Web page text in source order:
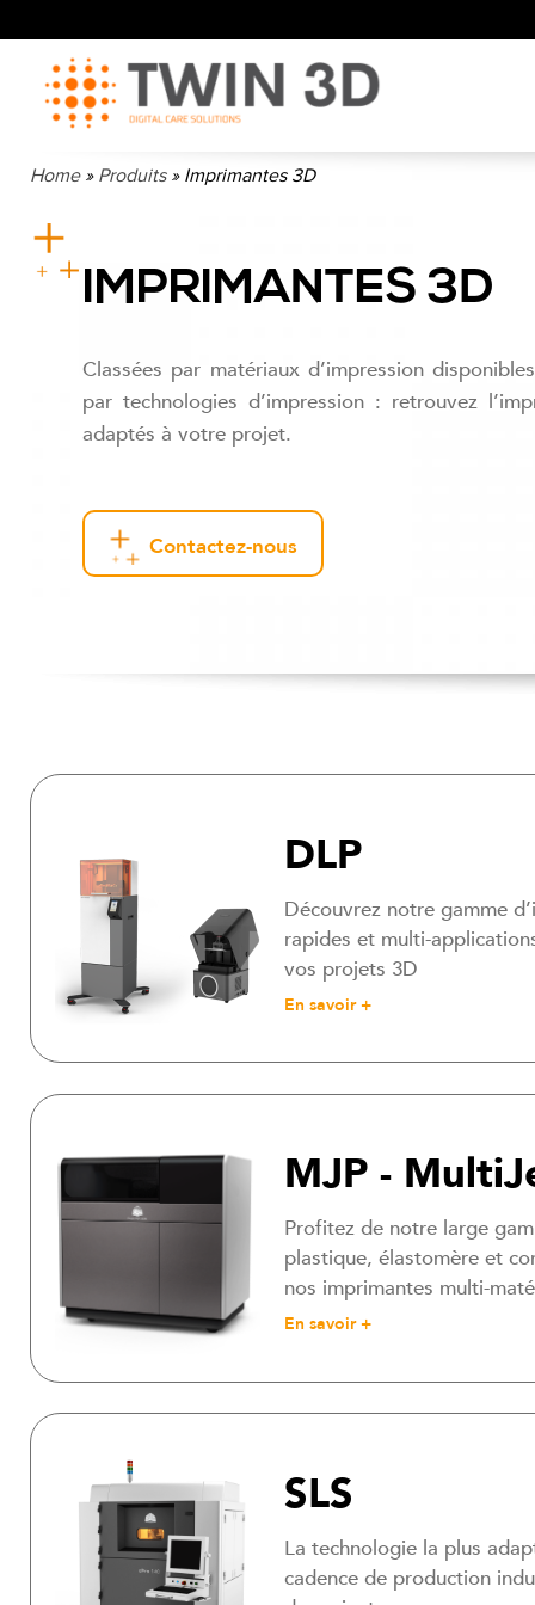
Home» Produits» Imprimantes 3D
IMPRIMANTES 3D
Classées par matériaux d’impression
par technologies d’impression : retrouvez
adaptés à votre projet.
Contactez-nous
DLP
Découvrez notre gamme
rapides et multi-
vos projets 3D
En savoir +
MJP -
Profitez de notre large
plastique, élastomère et
nos imprimantes multi-
En savoir +
SLS
La technologie la plus
cadence de production